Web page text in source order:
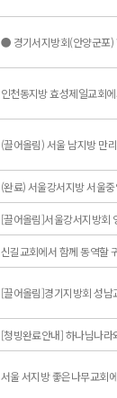
● 경기서지방회(안양군포)
인천동지방 효성제일교회
(끌어올림) 서울 남지방 만
(완료) 서울강서지방 서울
[끌어올림]서울강서지방회
신길교회에서 함께 동역할
[끌어올림]경기지방회 성
[청빙완료안내] 하나님나
서울 서지방 좋은나무교회